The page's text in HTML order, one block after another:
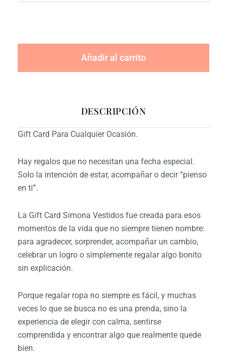
Añadir al carrito
DESCRIPCIÓN
Gift Card Para Cualquier Ocasión.
Hay regalos que no necesitan una fecha especial.
Solo la intención de estar, acompañar o decir “pienso
en ti”.
La Gift Card Simona Vestidos fue creada para esos
momentos de la vida que no siempre tienen nombre:
para agradecer, sorprender, acompañar un cambio,
celebrar un logro o simplemente regalar algo bonito
sin explicación.
Porque regalar ropa no siempre es fácil, y muchas
veces lo que se busca no es una prenda, sino la
experiencia de elegir con calma, sentirse
comprendida y encontrar algo que realmente quede
bien.